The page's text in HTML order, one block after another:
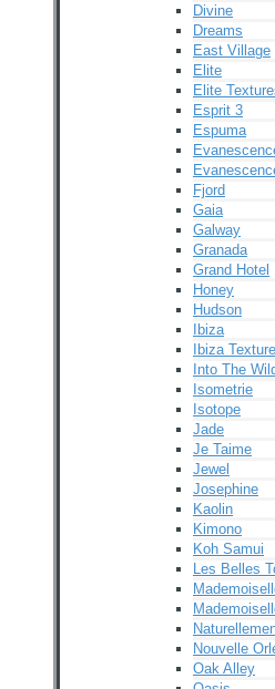
Divine
Dreams
East Village
Elite
Elite
Esprit 3
Espuma
Fjord
Gaia
Galway
Granada
Grand Hotel
Honey
Hudson
Ibiza
Ibiza
Into The
Isometrie
Isotope
Jade
Je Taime
Jewel
Josephine
Kaolin
Kimono
Koh Samui
Les Belles
Nouvelle
Oak Alley